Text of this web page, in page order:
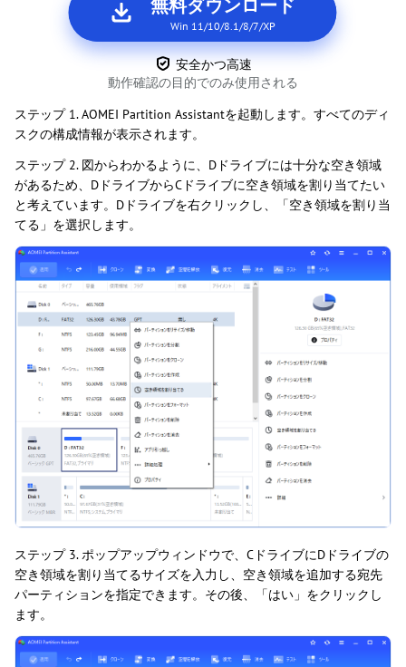
無料ダウンロード
Win 11/10/8.1/8/7/XP
安全かつ高速
動作確認の目的でのみ使用される
ステップ 1. AOMEI Partition Assistantを起動します。すべてのディ
スクの構成情報が表示されます。
ステップ 2. 図からわかるように、Dドライブには十分な空き領域
があるため、DドライブからCドライブに空き領域を割り当てたい
と考えています。Dドライブを右クリックし、「空き領域を割り当
てる」を選択します。
ステップ 3. ポップアップウィンドウで、CドライブにDドライブの
空き領域を割り当てるサイズを入力し、空き領域を追加する宛先
パーティションを指定できます。その後、「はい」をクリックし
ます。